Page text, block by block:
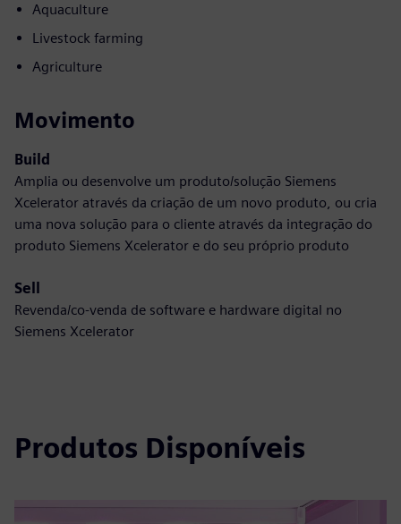
Aquaculture
Livestock farming
Agriculture
Movimento
Build
Amplia ou desenvolve um produto/solução Siemens
Xcelerator através da criação de um novo produto, ou cria
uma nova solução para o cliente através da integração do
produto Siemens Xcelerator e do seu próprio produto
Sell
Revenda/co-venda de software e hardware digital no
Siemens Xcelerator
Produtos Disponíveis